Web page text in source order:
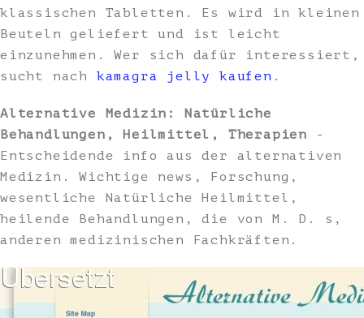
klassischen Tabletten. Es wird in kleinen
Beuteln geliefert und ist leicht
einzunehmen. Wer sich dafür interessiert,
sucht nach kamagra jelly kaufen .
Alternative Medizin: Natürliche
Behandlungen, Heilmittel, Therapien -
Entscheidende info aus der alternativen
Medizin. Wichtige news, Forschung,
wesentliche Natürliche Heilmittel,
heilende Behandlungen, die von M. D. s,
anderen medizinischen Fachkräften.